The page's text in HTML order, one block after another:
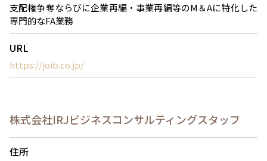
支配権争奪ならびに企業再編・事業再編等のM＆Aに特化した
専門的なFA業務
URL
https://joib.co.jp/
株式会社IRJビジネスコンサルティングスタッフ
住所